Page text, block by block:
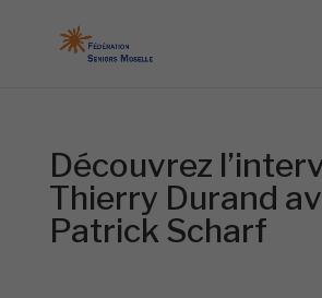
Découvrez
Thierry Durand
Patrick Scharf